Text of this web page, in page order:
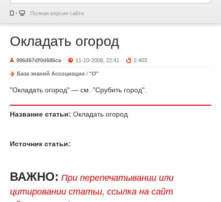
Полная версия сайта
Окладать огород
996d67df0d686ca 11-10-2008, 22:41 2 403
База знаний Ассоциации / "О"
"Окладать огород" — см. "Срубить город".
Название статьи: Окладать огород
Источник статьи:
ВАЖНО: При перепечатывании или
цитировании статьи, ссылка на сайт